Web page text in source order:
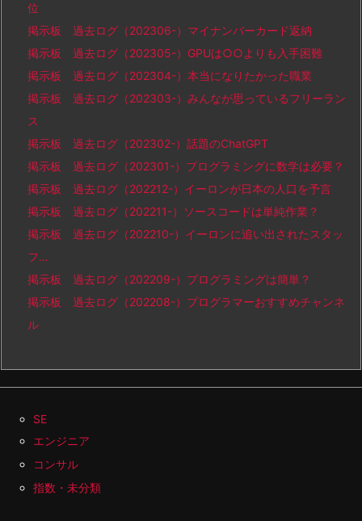
位
掲示板 過去ログ（202306-）マイナンバーカード返納
掲示板 過去ログ（202305-）GPUは○○よりも入手困難
掲示板 過去ログ（202304-）本当になりたかった職業
掲示板 過去ログ（202303-）みんなが思っているフリーラン
ス
掲示板 過去ログ（202302-）話題のChatGPT
掲示板 過去ログ（202301-）プログラミングに数学は必要？
掲示板 過去ログ（202212-）イーロンが日本の人口を予言
掲示板 過去ログ（202211-）ソースコードは単純作業？
掲示板 過去ログ（202210-）イーロンに追い出されたスタッ
フ…
掲示板 過去ログ（202209-）プログラミングは簡単？
掲示板 過去ログ（202208-）プログラマーおすすめチャンネ
ル
SE
エンジニア
コンサル
指数・未分類